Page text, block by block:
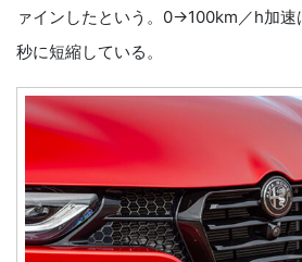
ァインしたという。0→100km／h加
秒に短縮している。